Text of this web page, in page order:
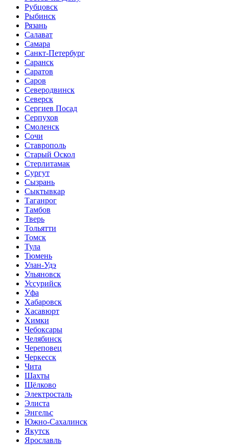
Рубцовск
Рыбинск
Рязань
Салават
Самара
Санкт-Петербург
Саранск
Саратов
Саров
Северодвинск
Северск
Сергиев Посад
Серпухов
Смоленск
Сочи
Ставрополь
Старый Оскол
Стерлитамак
Сургут
Сызрань
Сыктывкар
Таганрог
Тамбов
Тверь
Тольятти
Томск
Тула
Тюмень
Улан-Удэ
Ульяновск
Уссурийск
Уфа
Хабаровск
Хасавюрт
Химки
Чебоксары
Челябинск
Череповец
Черкесск
Чита
Шахты
Щёлково
Электросталь
Элиста
Энгельс
Южно-Сахалинск
Якутск
Ярославль